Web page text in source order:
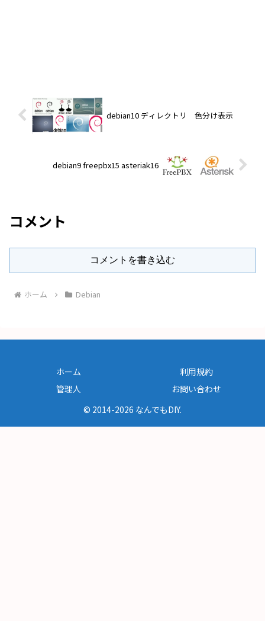
debian10 ディレクトリ 色分け表示
debian9 freepbx15 asteriak16
コメント
コメントを書き込む
ホーム Debian
ホーム
利用規約
管理人
お問い合わせ
© 2014-2026 なんでもDIY.